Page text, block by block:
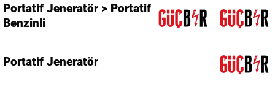
Portatif Jeneratör > Portatif
Benzinli
Portatif Jeneratör